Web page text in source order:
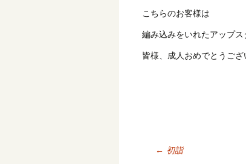
こちらのお客様は
編み込みをいれたアップス
皆様、成人おめでとうござ
← 初詣